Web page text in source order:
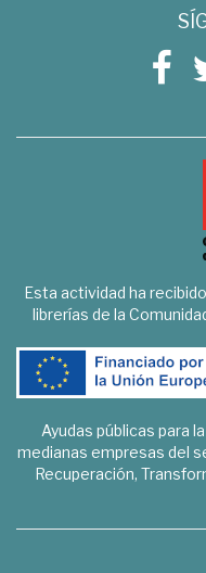
Esta actividad ha
librerías de la
Ayudas públicas para
medianas empresas del
Recuperación,